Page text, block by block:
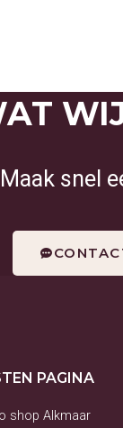
Maak snel
PAGINA
shop Alkmaar